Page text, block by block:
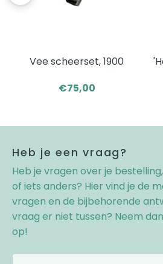
Vee scheerset, 1900
€75,00
Heb je een vraag?
Heb je vragen over je
of iets anders? Hier vind je de
vragen en de bijbehorende
vraag er niet tussen? Neem
op!